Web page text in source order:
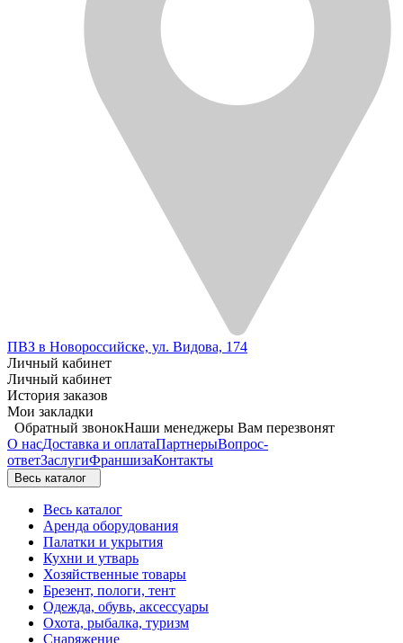
ПВЗ в Новороссийске, ул. Видова, 174
Личный кабинет
Личный кабинет
История заказов
Мои закладки
Обратный звонокНаши менеджеры Вам перезвонят
О насДоставка и оплатаПартнерыВопрос-
ответЗаслугиФраншизаКонтакты
Весь каталог
Весь каталог
Аренда оборудования
Палатки и укрытия
Кухни и утварь
Хозяйственные товары
Брезент, пологи, тент
Одежда, обувь, аксессуары
Охота, рыбалка, туризм
Снаряжение